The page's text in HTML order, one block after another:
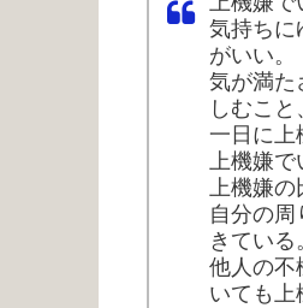
気持ちに
がいい。
気が満た
しむこと
一日に上
上機嫌で
上機嫌の
自分の
きている
他人の不
いても上